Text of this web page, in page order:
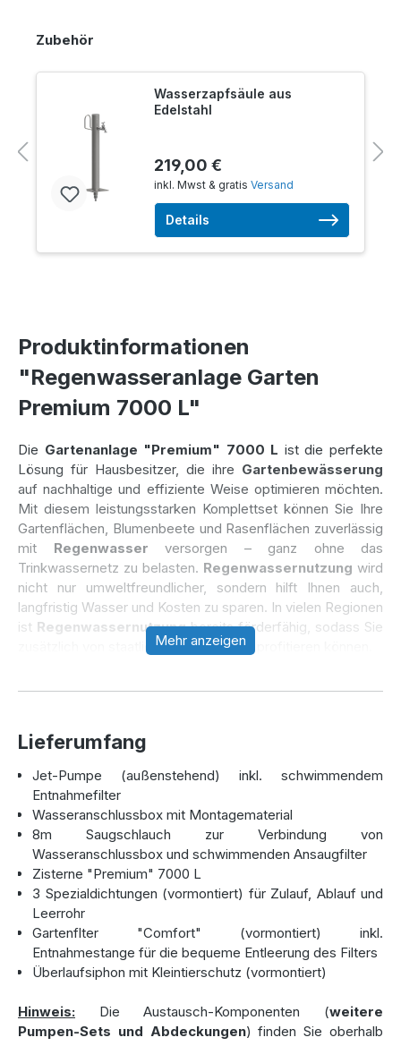
Zubehör
Wasserzapfsäule aus
Edelstahl
219,00 €
inkl. Mwst & gratis Versand
Details
Produktinformationen
"Regenwasseranlage Garten
Premium 7000 L"
Die Gartenanlage "Premium" 7000 L ist die perfekte
Lösung für Hausbesitzer, die ihre Gartenbewässerung
auf nachhaltige und effiziente Weise optimieren möchten.
Mit diesem leistungsstarken Komplettset können Sie Ihre
Gartenflächen, Blumenbeete und Rasenflächen zuverlässig
mit Regenwasser versorgen – ganz ohne das
Trinkwassernetz zu belasten. Regenwassernutzung wird
nicht nur umweltfreundlicher, sondern hilft Ihnen auch,
langfristig Wasser und Kosten zu sparen. In vielen Regionen
ist Regenwassernutzungbereits förderfähig, sodass Sie
zusätzlich von staatlichen Zuschüssen profitieren können.
Sie nach einer platzsparenden Lösung suchen, bieten wir
besonders für begrenzte Platzverhältnisse geeignet und
ebenso grundwasserstabil.
Langlebige Zisterne – Qualität „Made
in Germany“
DieZisterne "Premium" 7000 L
wird in Deutschland aus
hochwertigem, säurebeständigem Polyethylen gefertigt.
Das spannende Rotations-Sinterverfahren sorgt für eine
statisch geprüft als auch für die Nutzung bei extremen
Witterungsbedingungen geeignet ist. Diese Zisterne
Mehr anzeigen
Lieferumfang
Jet-Pumpe (außenstehend) inkl. schwimmendem
Entnahmefilter
Wasseranschlussbox mit Montagematerial
8m Saugschlauch zur Verbindung von
Wasseranschlussbox und schwimmenden Ansaugfilter
Zisterne "Premium" 7000 L
3 Spezialdichtungen (vormontiert) für Zulauf, Ablauf und
Leerrohr
Gartenflter "Comfort" (vormontiert) inkl.
Entnahmestange für die bequeme Entleerung des Filters
Überlaufsiphon mit Kleintierschutz (vormontiert)
Hinweis: Die Austausch-Komponenten (weitere
Pumpen-Sets und Abdeckungen) finden Sie oberhalb